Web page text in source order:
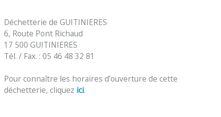
Déchetterie de GUITINIERES
6, Route Pont Richaud
17 500 GUITINIERES
Tél. / Fax. : 05 46 48 32 81
Pour connaître les horaires d’ouverture de cette
déchetterie, cliquez ici.